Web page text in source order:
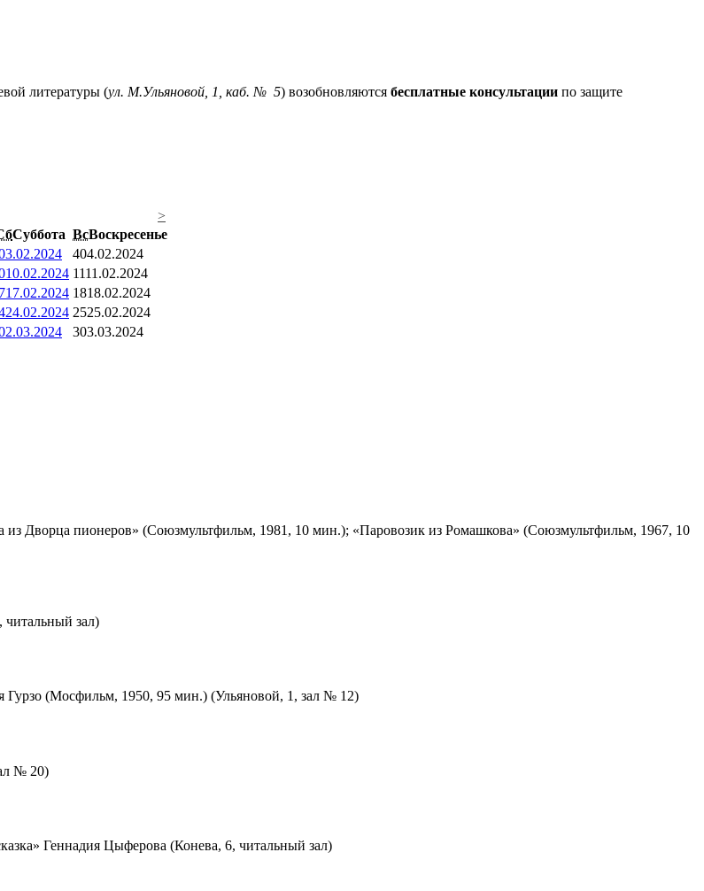
литературы (ул. М.Ульяновой, 1, каб. № 5) возобновляются бесплатные консультации по защите
>
Суббота ВсВоскресенье
404.02.2024
10.02.2024 1111.02.2024
17.02.2024 1818.02.2024
24.02.2024 2525.02.2024
303.03.2024
Дворца пионеров» (Союзмультфильм, 1981, 10 мин.); «Паровозик из Ромашкова» (Союзмультфильм, 1967, 10
читальный зал)
Гурзо (Мосфильм, 1950, 95 мин.) (Ульяновой, 1, зал № 12)
№ 20)
Геннадия Цыферова (Конева, 6, читальный зал)